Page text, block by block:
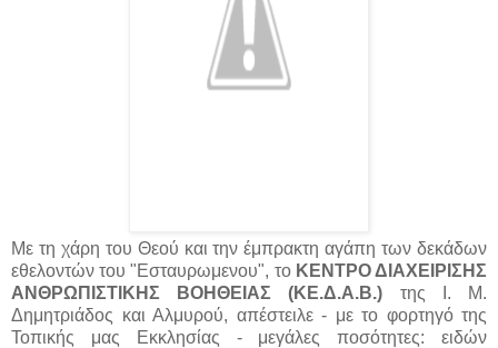
Με τη χάρη του Θεού και την έμπρακτη αγάπη των δεκάδων
εθελοντών του "Εσταυρωμενου", το ΚΕΝΤΡΟ ΔΙΑΧΕΙΡΙΣΗΣ
ΑΝΘΡΩΠΙΣΤΙΚΗΣ ΒΟΗΘΕΙΑΣ (ΚΕ.Δ.Α.Β.)
της Ι. Μ.
Δημητριάδος και Αλμυρού, απέστειλε - με το φορτηγό της
Τοπικής μας Εκκλησίας - μεγάλες ποσότητες: ειδών